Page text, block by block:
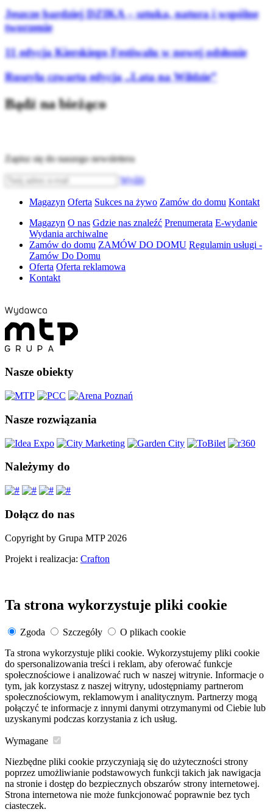
Jeszcze bardziej DZIKA – sztuka, natura i wspólne
tworzenie
11 edycja Kierskiego Festiwalu w nowej odsłonie
Ruszyła czwarta edycja „Lata na Wildzie”
Bądź na bieżąco
Zapisz się do naszego newslettera
Wyślij
Magazyn Oferta Sukces na żywo Zamów do domu Kontakt
Magazyn O nas Gdzie nas znaleźć Prenumerata E-wydanie
Wydania archiwalne
Zamów do domu ZAMÓW DO DOMU Regulamin usługi -
Zamów Do Domu
Oferta Oferta reklamowa
Kontakt
Nasze obiekty
Nasze rozwiązania
Należymy do
Dołącz do nas
Copyright by Grupa MTP 2026
Projekt i realizacja: Crafton
Ta strona wykorzystuje pliki cookie
Zgoda Szczegóły
O plikach cookie
Ta strona wykorzystuje pliki cookie. Wykorzystujemy pliki cookie
do spersonalizowania treści i reklam, aby oferować funkcje
społecznościowe i analizować ruch w naszej witrynie. Informacje o
tym, jak korzystasz z naszej witryny, udostępniamy partnerom
społecznościowym, reklamowym i analitycznym. Partnerzy mogą
połączyć te informacje z innymi danymi otrzymanymi od Ciebie lub
uzyskanymi podczas korzystania z ich usług.
Wymagane
Niezbędne pliki cookie przyczyniają się do użyteczności strony
poprzez umożliwianie podstawowych funkcji takich jak nawigacja
na stronie i dostęp do bezpiecznych obszarów strony internetowej.
Strona internetowa nie może funkcjonować poprawnie bez tych
ciasteczek.